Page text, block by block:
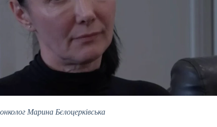
онколог Марина Бєлоцерківська